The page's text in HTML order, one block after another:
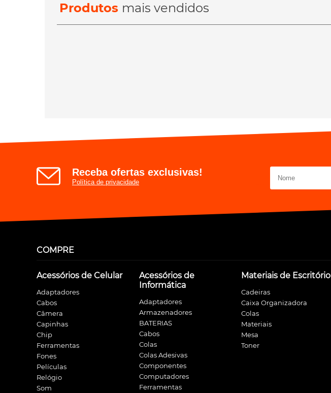
Produtos mais vendidos
Receba ofertas exclusivas!
Política de privacidade
COMPRE
Acessórios de Celular
Adaptadores
Cabos
Câmera
Capinhas
Chip
Ferramentas
Fones
Películas
Relógio
Som
Acessórios de
Informática
Adaptadores
Armazenadores
BATERIAS
Cabos
Colas
Colas Adesivas
Componentes
Computadores
Ferramentas
Materiais de Escritório
Cadeiras
Caixa Organizadora
Colas
Materiais
Mesa
Toner